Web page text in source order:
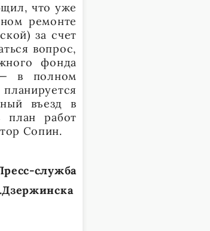
что уже
ремонте
за счет
вопрос,
фонда
— в полном
въезд в
план работ
Сопин.
служба